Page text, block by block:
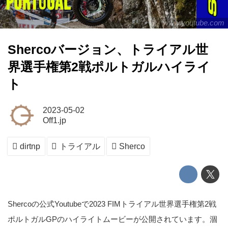
www.youtube.com
Shercoバージョン、トライアル世
界選手権第2戦ポルトガルハイライ
ト
2023-05-02
Off1.jp
dirtnp トライアル Sherco
Shercoの公式Youtubeで2023 FIMトライアル世界選手権第2戦
ポルトガルGPのハイライトムービーが公開されています。涸